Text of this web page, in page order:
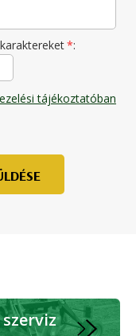
*:
tájékoztatóban